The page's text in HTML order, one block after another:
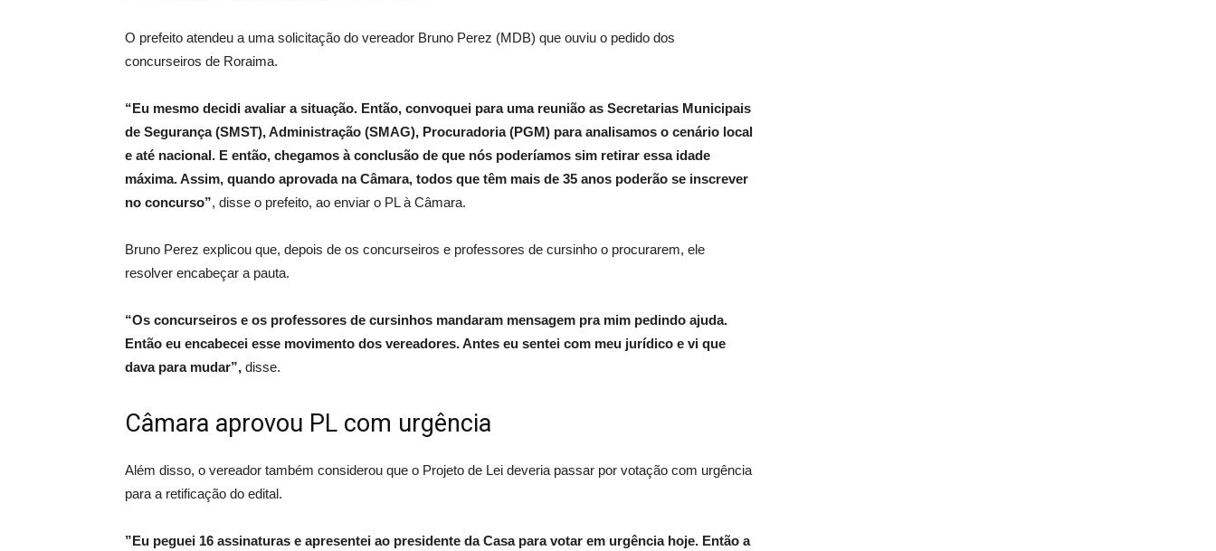
O prefeito atendeu a uma solicitação do vereador Bruno Perez (MDB) que ouviu o pedido dos
concurseiros de Roraima.
“Eu mesmo decidi avaliar a situação. Então, convoquei para uma reunião as Secretarias Municipais
de Segurança (SMST), Administração (SMAG), Procuradoria (PGM) para analisamos o cenário local
e até nacional. E então, chegamos à conclusão de que nós poderíamos sim retirar essa idade
máxima. Assim, quando aprovada na Câmara, todos que têm mais de 35 anos poderão se inscrever
no concurso”, disse o prefeito, ao enviar o PL à Câmara.
Bruno Perez explicou que, depois de os concurseiros e professores de cursinho o procurarem, ele
resolver encabeçar a pauta.
“Os concurseiros e os professores de cursinhos mandaram mensagem pra mim pedindo ajuda.
Então eu encabecei esse movimento dos vereadores. Antes eu sentei com meu jurídico e vi que
dava para mudar”, disse.
Câmara aprovou PL com urgência
Além disso, o vereador também considerou que o Projeto de Lei deveria passar por votação com urgência
para a retificação do edital.
”Eu peguei 16 assinaturas e apresentei ao presidente da Casa para votar em urgência hoje. Então a